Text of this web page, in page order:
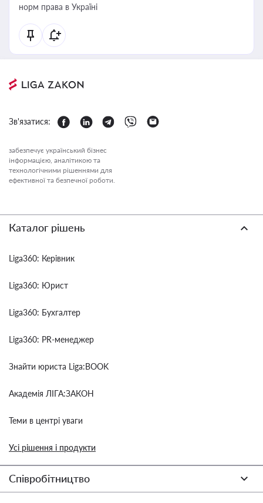
норм права в Україні
Зв'язатися:
забезпечує український бізнес
інформацією, аналітикою та
технологічними рішеннями для
ефективної та безпечної роботи.
Каталог рішень
Liga360: Керівник
Liga360: Юрист
Liga360: Бухгалтер
Liga360: PR-менеджер
Знайти юриста Liga:BOOK
Академія ЛІГА:ЗАКОН
Теми в центрі уваги
Усі рішення і продукти
Співробітництво